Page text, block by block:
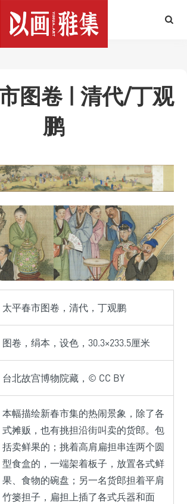
图卷 | 清代/丁观
鹏
太平春市图卷，清代，丁观鹏
图卷，绢本，设色，30.3×233.5厘米
台北故宫博物院藏，© CC BY
本幅描绘新春市集的热闹景象，除了各
式摊贩，也有挑担沿街叫卖的货郎。包
括卖鲜果的；挑着高肩扁担串连两个圆
型食盒的，一端架着板子，放置各式鲜
果、食物的碗盘；另一名货郎担着平肩
竹篓担子，扁担上插了各式兵器和面